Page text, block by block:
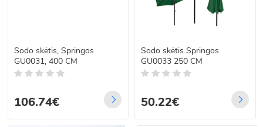
Sodo skėtis, Springos
GU0031, 400 CM
106.74€
Sodo skėtis Springos
GU0033 250 CM
50.22€